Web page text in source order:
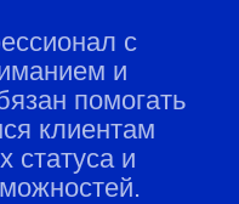
с
и
помогать
клиентам
статуса и